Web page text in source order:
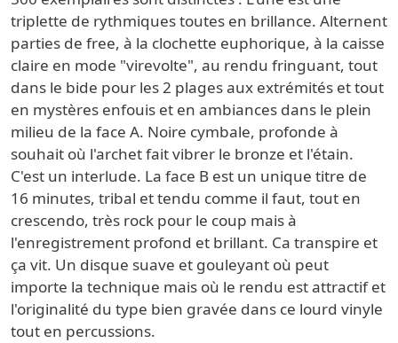
triplette de rythmiques toutes en brillance. Alternent
parties de free, à la clochette euphorique, à la caisse
claire en mode "virevolte", au rendu fringuant, tout
dans le bide pour les 2 plages aux extrémités et tout
en mystères enfouis et en ambiances dans le plein
milieu de la face A. Noire cymbale, profonde à
souhait où l'archet fait vibrer le bronze et l'étain.
C'est un interlude. La face B est un unique titre de
16 minutes, tribal et tendu comme il faut, tout en
crescendo, très rock pour le coup mais à
l'enregistrement profond et brillant. Ca transpire et
ça vit. Un disque suave et gouleyant où peut
importe la technique mais où le rendu est attractif et
l'originalité du type bien gravée dans ce lourd vinyle
tout en percussions.